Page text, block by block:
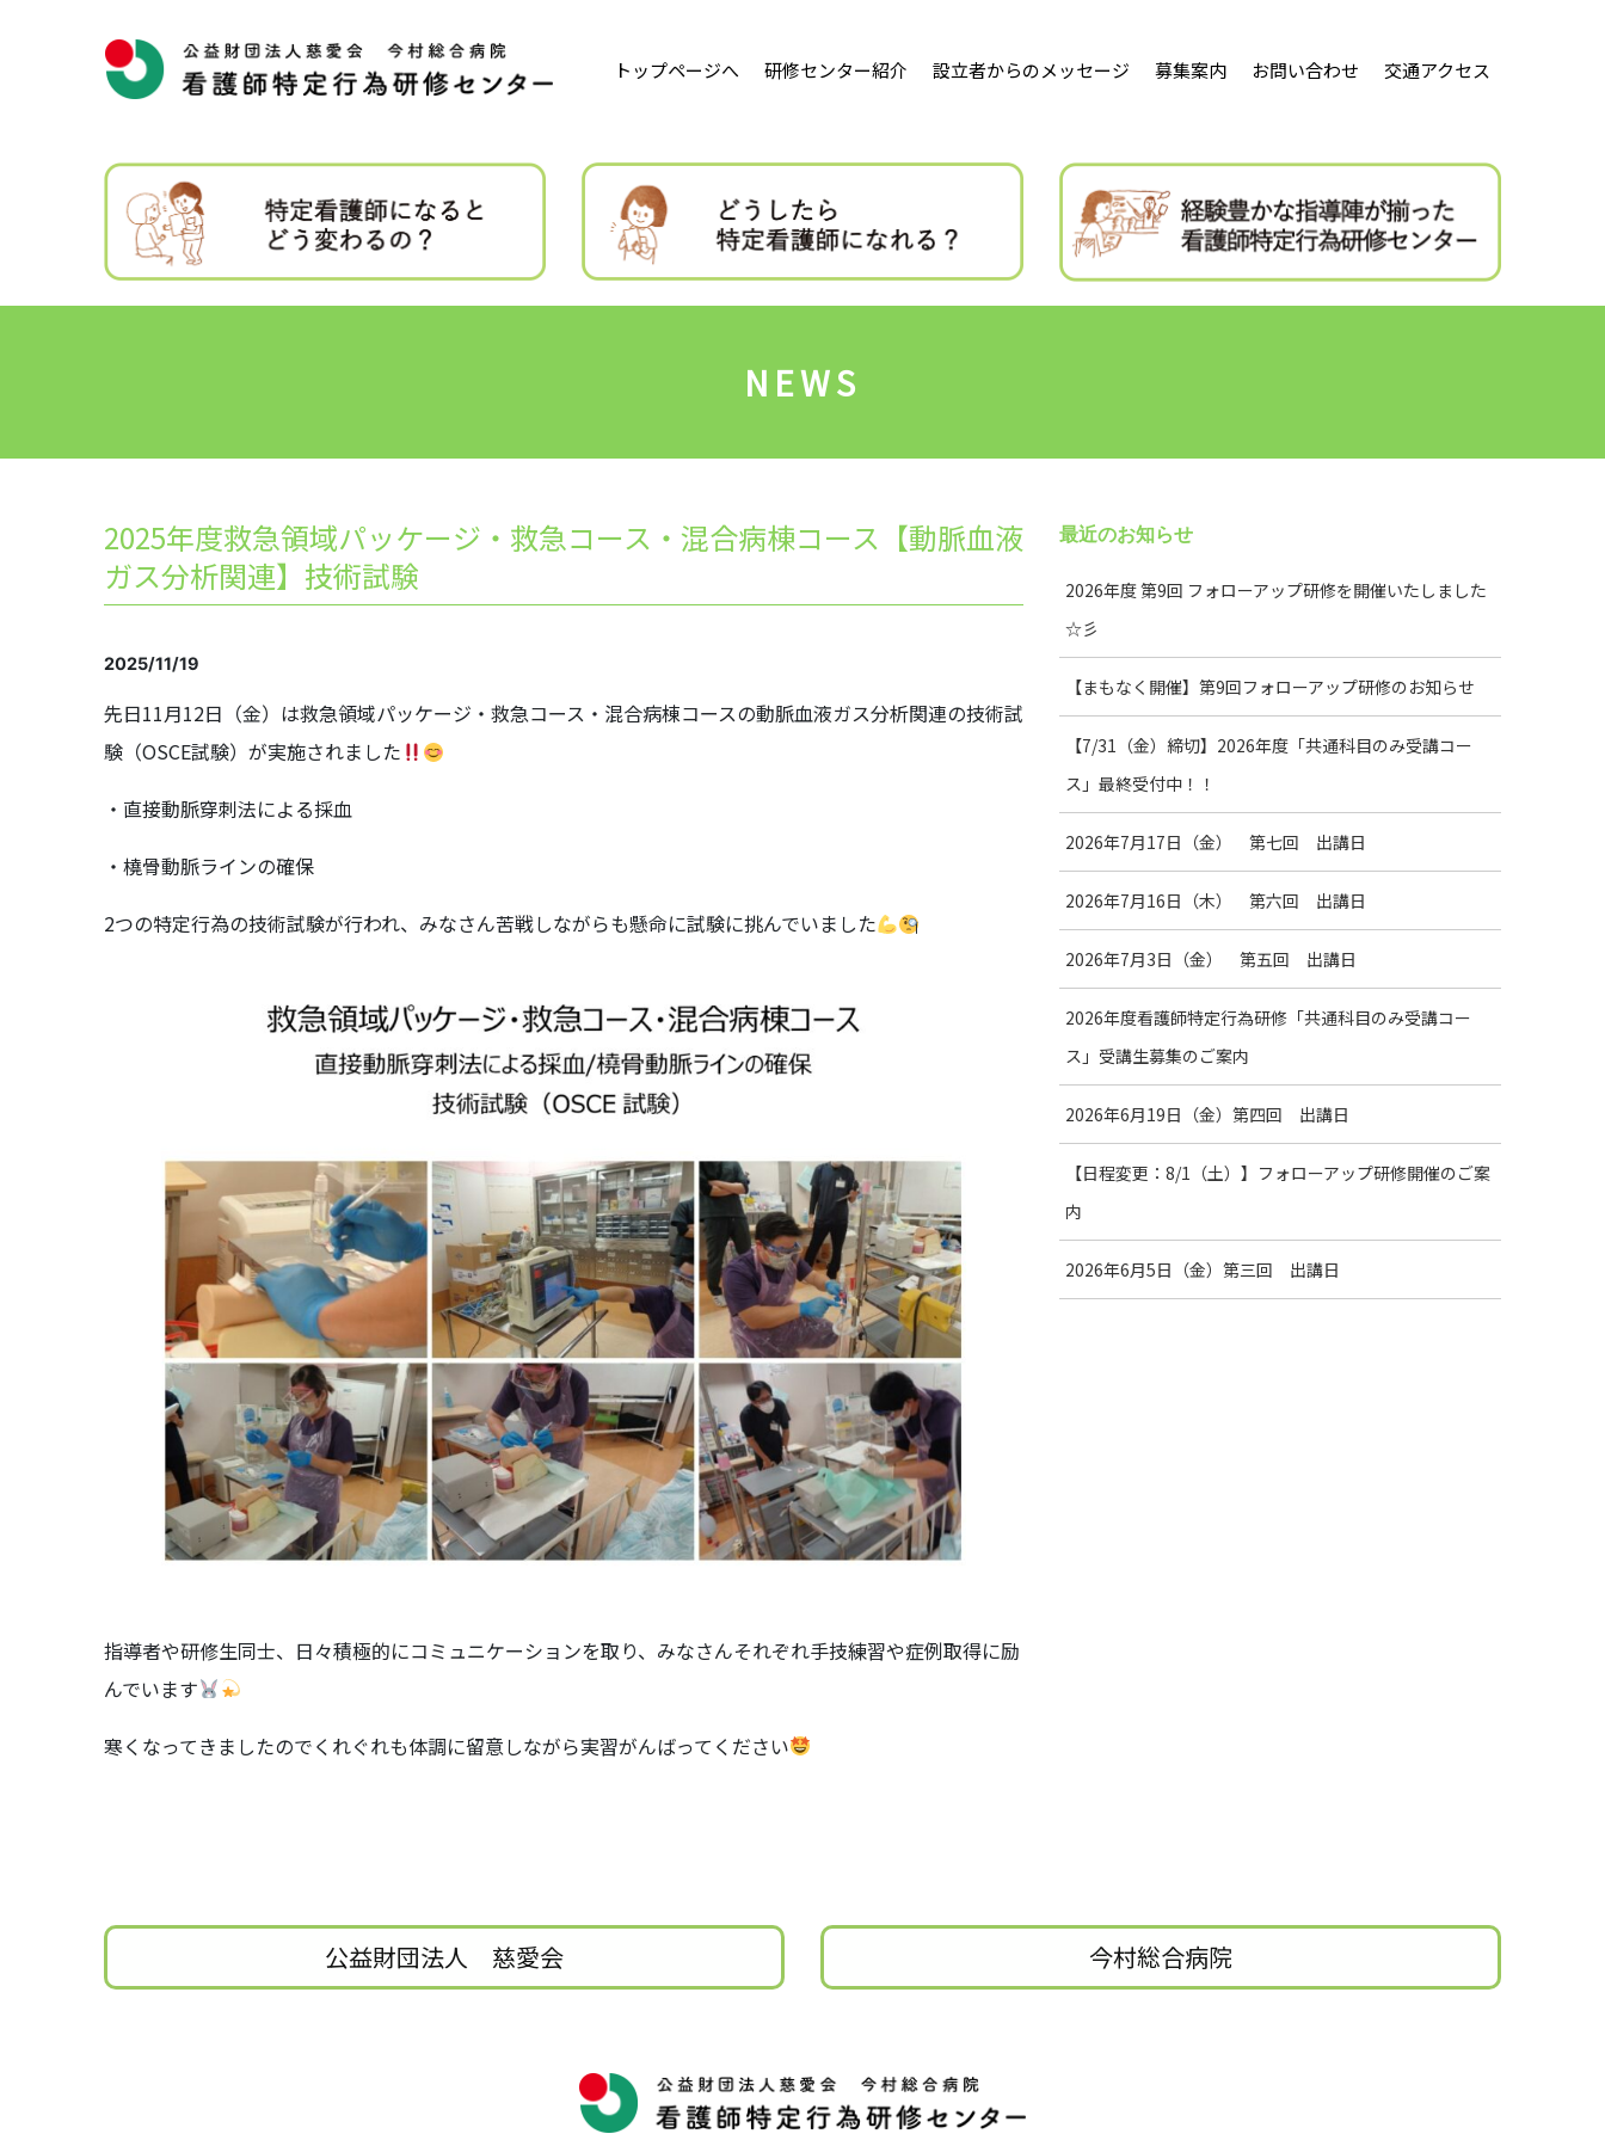
トップページへ 研修センター紹介 設立者からのメッセージ 募集案内 お問い合わせ 交通アクセス
NEWS
2025年度救急領域パッケージ・救急コース・混合病棟コース【動脈血液
ガス分析関連】技術試験
2025/11/19
先日11月12日（金）は救急領域パッケージ・救急コース・混合病棟コースの動脈血液ガス分析関連の技術試
験（OSCE試験）が実施されました
・直接動脈穿刺法による採血
・橈骨動脈ラインの確保
2つの特定行為の技術試験が行われ、みなさん苦戦しながらも懸命に試験に挑んでいました
指導者や研修生同士、日々積極的にコミュニケーションを取り、みなさんそれぞれ手技練習や症例取得に励
んでいます
寒くなってきましたのでくれぐれも体調に留意しながら実習がんばってください
最近のお知らせ
2026年度 第9回 フォローアップ研修を開催いたしました
☆彡
【まもなく開催】第9回フォローアップ研修のお知らせ
【7/31（金）締切】2026年度「共通科目のみ受講コー
ス」最終受付中！！
2026年7月17日（金） 第七回 出講日
2026年7月16日（木） 第六回 出講日
2026年7月3日（金） 第五回 出講日
2026年度看護師特定行為研修「共通科目のみ受講コー
ス」受講生募集のご案内
2026年6月19日（金）第四回 出講日
【日程変更：8/1（土）】フォローアップ研修開催のご案
内
2026年6月5日（金）第三回 出講日
公益財団法人 慈愛会 今村総合病院